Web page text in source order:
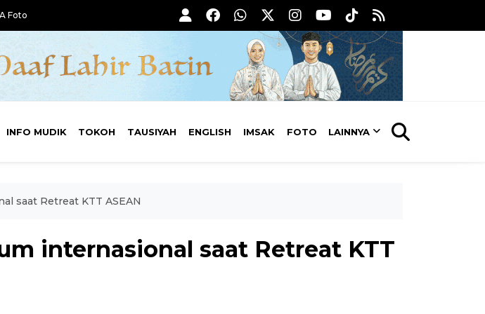
Foto
INFO MUDIK TOKOH TAUSIYAH ENGLISH IMSAK FOTO LAINNYA
saat Retreat KTT ASEAN
internasional saat Retreat KTT